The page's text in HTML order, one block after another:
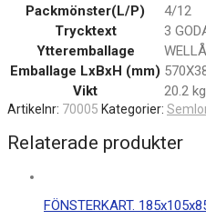
Packmönster(L/P)
4/12
Trycktext
3
Ytteremballage
Emballage LxBxH (mm)
Vikt
20.2 kg
Artikelnr: 70005 Kategorier:
Relaterade produkter
FÖNSTERKART.